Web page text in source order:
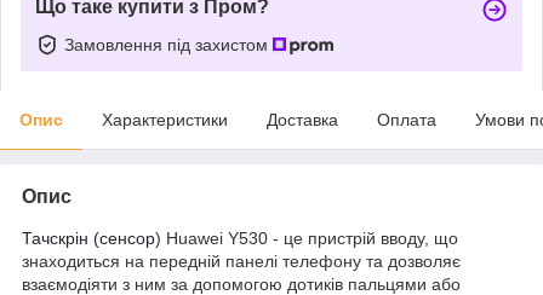
Що таке купити з Пром?
Замовлення під захистом
Опис Характеристики Доставка Оплата Умови
Опис
Тачскрін (сенсор) Huawei Y530 - це пристрій вводу, що
знаходиться на передній панелі телефону та дозволяє
взаємодіяти з ним за допомогою дотиків пальцями або